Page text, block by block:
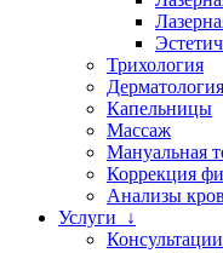
Трихология
Дерматология
Капельницы
Массаж
Мануальная
Коррекция
Анализы
Услуги ↓